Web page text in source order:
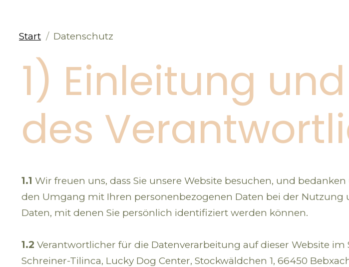
Start Datenschutz
1) Einleitung
des
1.1 Wir freuen uns, dass Sie unsere Website besuchen, und
den Umgang mit Ihren personenbezogenen Daten bei der Nutzung
Daten, mit denen Sie persönlich identifiziert werden können.
1.2 Verantwortlicher für die Datenverarbeitung auf dieser Website
Schreiner-Tilinca, Lucky Dog Center, Stockwäldchen 1, 66450